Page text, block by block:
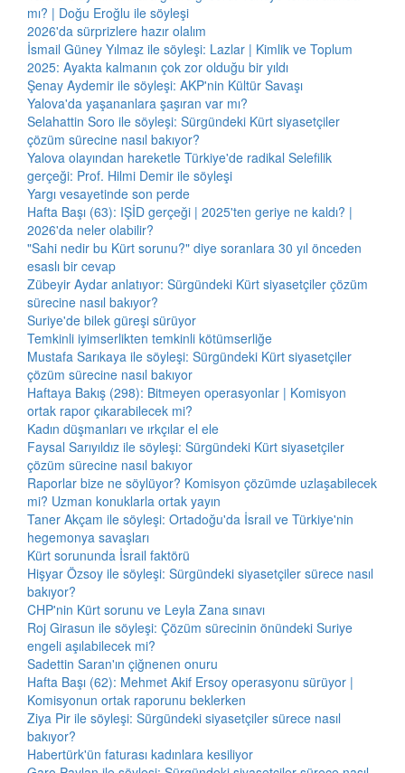
mı? | Doğu Eroğlu ile söyleşi
2026'da sürprizlere hazır olalım
İsmail Güney Yılmaz ile söyleşi: Lazlar | Kimlik ve Toplum
2025: Ayakta kalmanın çok zor olduğu bir yıldı
Şenay Aydemir ile söyleşi: AKP'nin Kültür Savaşı
Yalova'da yaşananlara şaşıran var mı?
Selahattin Soro ile söyleşi: Sürgündeki Kürt siyasetçiler
çözüm sürecine nasıl bakıyor?
Yalova olayından hareketle Türkiye'de radikal Selefilik
gerçeği: Prof. Hilmi Demir ile söyleşi
Yargı vesayetinde son perde
Hafta Başı (63): IŞİD gerçeği | 2025'ten geriye ne kaldı? |
2026'da neler olabilir?
"Sahi nedir bu Kürt sorunu?" diye soranlara 30 yıl önceden
esaslı bir cevap
Zübeyir Aydar anlatıyor: Sürgündeki Kürt siyasetçiler çözüm
sürecine nasıl bakıyor?
Suriye'de bilek güreşi sürüyor
Temkinli iyimserlikten temkinli kötümserliğe
Mustafa Sarıkaya ile söyleşi: Sürgündeki Kürt siyasetçiler
çözüm sürecine nasıl bakıyor
Haftaya Bakış (298): Bitmeyen operasyonlar | Komisyon
ortak rapor çıkarabilecek mi?
Kadın düşmanları ve ırkçılar el ele
Faysal Sarıyıldız ile söyleşi: Sürgündeki Kürt siyasetçiler
çözüm sürecine nasıl bakıyor
Raporlar bize ne söylüyor? Komisyon çözümde uzlaşabilecek
mi? Uzman konuklarla ortak yayın
Taner Akçam ile söyleşi: Ortadoğu'da İsrail ve Türkiye'nin
hegemonya savaşları
Kürt sorununda İsrail faktörü
Hişyar Özsoy ile söyleşi: Sürgündeki siyasetçiler sürece nasıl
bakıyor?
CHP'nin Kürt sorunu ve Leyla Zana sınavı
Roj Girasun ile söyleşi: Çözüm sürecinin önündeki Suriye
engeli aşılabilecek mi?
Sadettin Saran'ın çiğnenen onuru
Hafta Başı (62): Mehmet Akif Ersoy operasyonu sürüyor |
Komisyonun ortak raporunu beklerken
Ziya Pir ile söyleşi: Sürgündeki siyasetçiler sürece nasıl
bakıyor?
Habertürk'ün faturası kadınlara kesiliyor